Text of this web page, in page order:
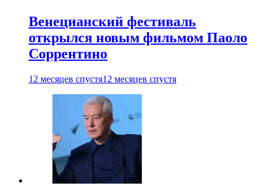
Венецианский фестиваль
открылся новым фильмом Паоло
Соррентино
12 месяцев спустя12 месяцев спустя